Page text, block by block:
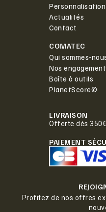
Personnalisation
Actualités
Contact
COMATEC
Qui sommes-
Nos
Boîte à outils
PlanetScore©
LIVRAISON
Offerte dès
PAIEMENT
Profitez de nos offres